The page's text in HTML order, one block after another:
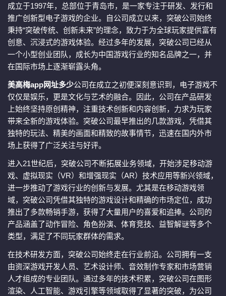
成立于1997年，总部位于青岛市，是一家专注于研发、发行和
推广创新型电子游戏的企业。自公司成立以来，突破公司始终
秉持“突破传统、创新未来”的理念，致力于为全球玩家提供富有
创意、沉浸式的游戏体验。经过多年的发展，突破公司已经从
一个小型创业团队，成长为中国游戏行业的知名品牌之一，并
在国际市场上逐渐崭露头角。
美高梅app网址多少公司在成立之初便深刻意识到，电子游戏不
仅仅是娱乐，更是文化与艺术的融合。因此，公司在产品研发
上始终坚持原创精神，注重技术创新和内容创新，力求为玩家
带来全新的游戏体验。突破公司最早推出的几款游戏，凭借其
独特的玩法、精美的画面和精致的故事情节，迅速在国内外市
场上获得了广泛关注与好评。
进入21世纪后，突破公司不断拓展业务领域，开始涉足移动游
戏、虚拟现实（VR）和增强现实（AR）技术应用等新兴领域，
进一步推动了游戏行业的创新与发展。尤其是在移动游戏领
域，突破公司凭借其独特的游戏设计和精确的市场定位，成功
推出了多款畅销手游，获得了大量用户的喜爱和追捧。公司的
产品涵盖了动作冒险、角色扮演、体育竞技、益智解谜等多个
类型，满足了不同玩家群体的需求。
在技术研发方面，突破公司始终走在行业前沿。公司拥有一支
由资深游戏开发人员、艺术设计师、音效制作专家和市场营销
人才组成的专业团队。通过多年的技术积累，突破公司在图形
渲染、人工智能、游戏引擎等领域取得了显著的突破，为公司